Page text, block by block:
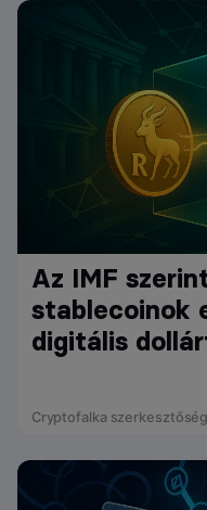
Az IMF
stablecoinok
digitális
Cryptofalka